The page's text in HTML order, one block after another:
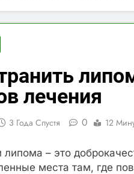
лечения
3 Года Спустя 0 12
– это
места там, где